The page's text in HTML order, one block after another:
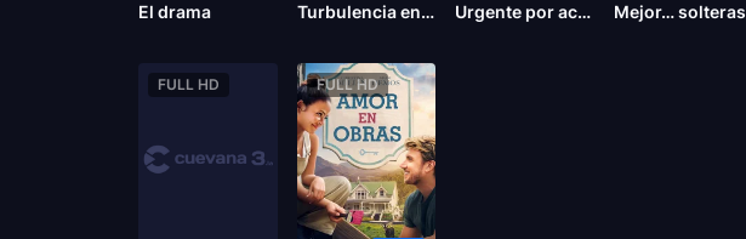
El drama Turbulencia en la oficina Urgente por accidente Mejor… solteras
FULL HD FULL HD